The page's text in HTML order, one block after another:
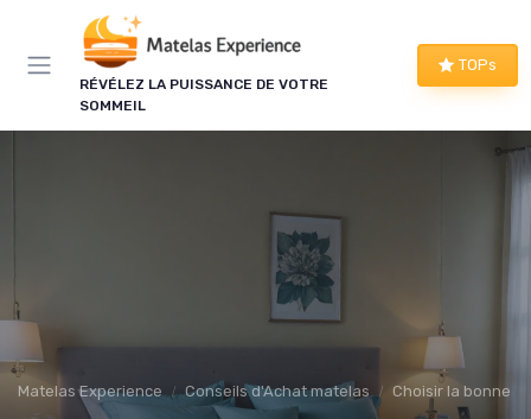
RÉVÉLEZ LA PUISSANCE DE VOTRE
SOMMEIL
TOPs
Matelas Experience Conseils d'Achat matelas Choisir la bonne
Panneau de gestion des cookies